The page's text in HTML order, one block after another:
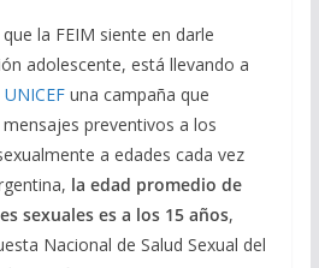
la FEIM siente en darle
adolescente, está llevando a
UNICEFuna campaña que
preventivos a los
a edades cada vez
la edad promedio de
sexuales es a los 15 años,
Nacional de Salud Sexual del